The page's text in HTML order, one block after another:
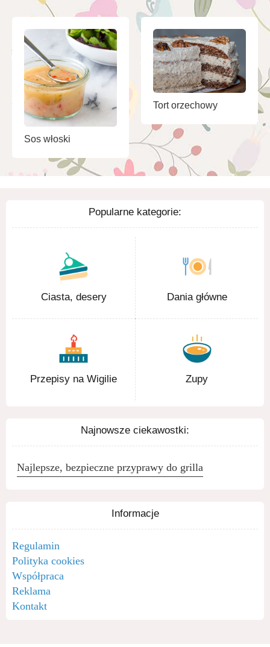
Sos włoski
Tort orzechowy
Popularne kategorie:
Ciasta, desery Dania główne
Przepisy na Wigilie Zupy
Najnowsze ciekawostki:
Najlepsze, bezpieczne przyprawy do grilla
Informacje
Regulamin
Polityka cookies
Współpraca
Reklama
Kontakt